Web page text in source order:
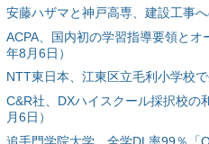
安藤ハザマと神戸高専、建設工事
ACPA、国内初の学習指導要領と
年8月6日）
NTT東日本、江東区立毛利小学校
C&R社、DXハイスクール採択校の
月6日）
追手門学院大学、全学DL率99％「